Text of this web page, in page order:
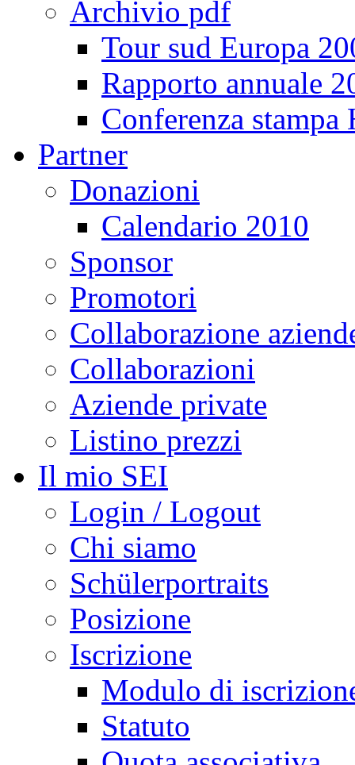
Archivio pdf
Tour sud Europa
Rapporto annuale
Conferenza
Partner
Donazioni
Calendario 2010
Sponsor
Promotori
Collaborazione
Collaborazioni
Aziende private
Listino prezzi
Il mio SEI
Login / Logout
Chi siamo
Schülerportraits
Posizione
Iscrizione
Modulo di
Statuto